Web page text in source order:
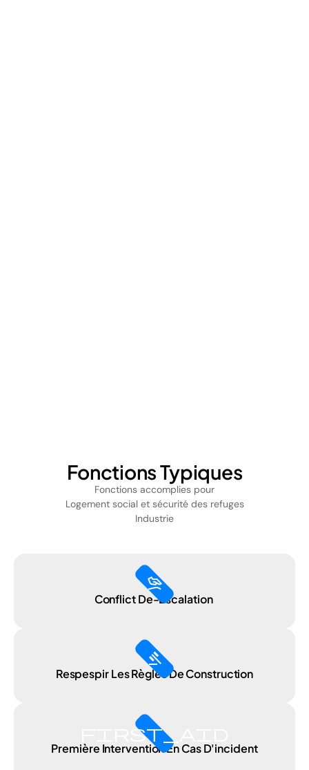
Fonctions Typiques
Fonctions accomplies pour
Logement social et sécurité des refuges
Industrie
massage
Conflict De-Escalation
gavel
Respespir Les Règles De Construction
first_aid
Première Intervention En Cas D'incident